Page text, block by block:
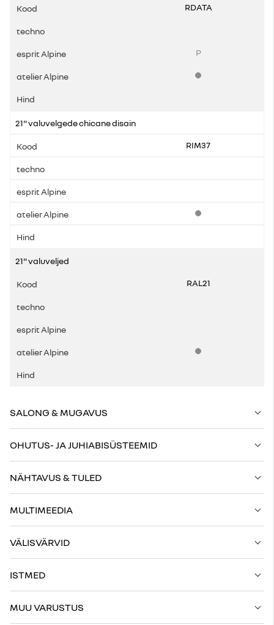
RDATA
P
Standardvarustus
21" valuvelgede chicane disain
RIM37
Standardvarustus
21" valuveljed
RAL21
Standardvarustus
SALONG & MUGAVUS
OHUTUS- JA JUHIABISÜSTEEMID
NÄHTAVUS & TULED
MULTIMEEDIA
VÄLISVÄRVID
ISTMED
MUU VARUSTUS